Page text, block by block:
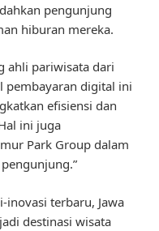
pengunjung
hiburan mereka.
ahli pariwisata dari
pembayaran digital ini
efisiensi dan
ini juga
Park Group dalam
inovasi terbaru, Jawa
destinasi wisata